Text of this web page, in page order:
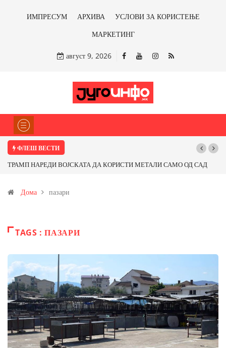
ИМПРЕСУМ АРХИВА
УСЛОВИ ЗА КОРИСТЕЊЕ
МАРКЕТИНГ
август 9, 2026
ФЛЕШ ВЕСТИ
ОД САД
Почнува реконструкцијата на улицата „5-ти Ноември“ во
Дома пазари
TAGS : ПАЗАРИ